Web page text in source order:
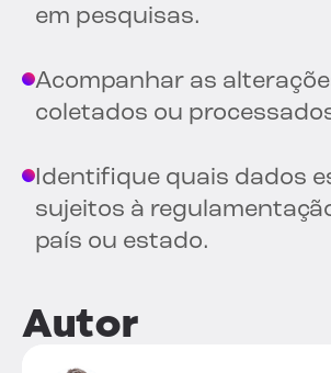
em pesquisas.
Acompanhar as
coletados ou
Identifique quais dados
sujeitos à
país ou estado.
Autor